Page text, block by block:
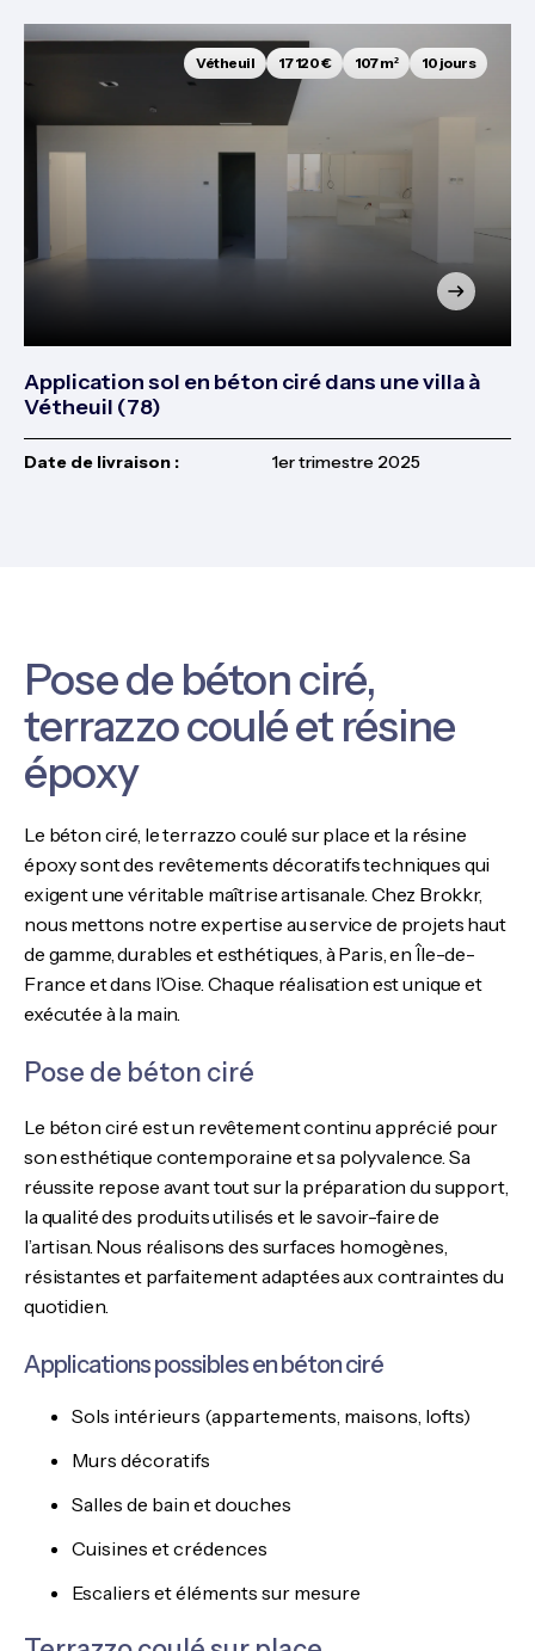
Vétheuil 17 120 € 107 m² 10 jours
Application sol en béton ciré dans une villa à
Vétheuil (78)
Date de livraison : 1er trimestre 2025
Pose de béton ciré,
terrazzo coulé et résine
époxy
Le béton ciré, le terrazzo coulé sur place et la résine
époxy sont des revêtements décoratifs techniques qui
exigent une véritable maîtrise artisanale. Chez Brokkr,
nous mettons notre expertise au service de projets haut
de gamme, durables et esthétiques, à Paris, en Île-de-
France et dans l’Oise. Chaque réalisation est unique et
exécutée à la main.
Pose de béton ciré
Le béton ciré est un revêtement continu apprécié pour
son esthétique contemporaine et sa polyvalence. Sa
réussite repose avant tout sur la préparation du support,
la qualité des produits utilisés et le savoir-faire de
l’artisan. Nous réalisons des surfaces homogènes,
résistantes et parfaitement adaptées aux contraintes du
quotidien.
Applications possibles en béton ciré
Sols intérieurs (appartements, maisons, lofts)
Murs décoratifs
Salles de bain et douches
Cuisines et crédences
Escaliers et éléments sur mesure